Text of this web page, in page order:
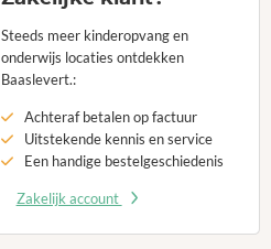
Steeds meer kinderopvang en
onderwijs locaties ontdekken
Baaslevert.:
Achteraf betalen op factuur
Uitstekende kennis en service
Een handige bestelgeschiedenis
Zakelijk account